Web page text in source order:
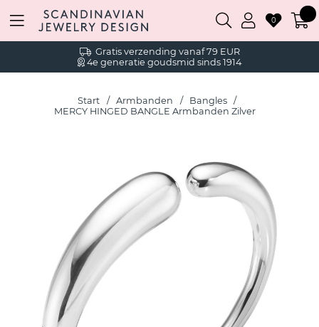
Gratis verzending vanaf 79 EUR
4e generatie goudsmid sinds 1914
0
Start Armbanden
Bangles
MERCY HINGED BANGLE Armbanden Zilver